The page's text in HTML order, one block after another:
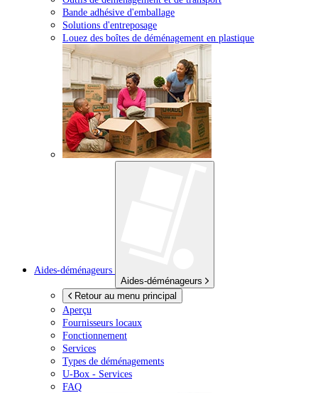
Bande adhésive d'emballage
Solutions d'entreposage
Louez des boîtes de déménagement en plastique
Aides-déménageurs
Aides-déménageurs
Retour au menu principal
Aperçu
Fournisseurs locaux
Fonctionnement
Services
Types de déménagements
U-Box - Services
FAQ